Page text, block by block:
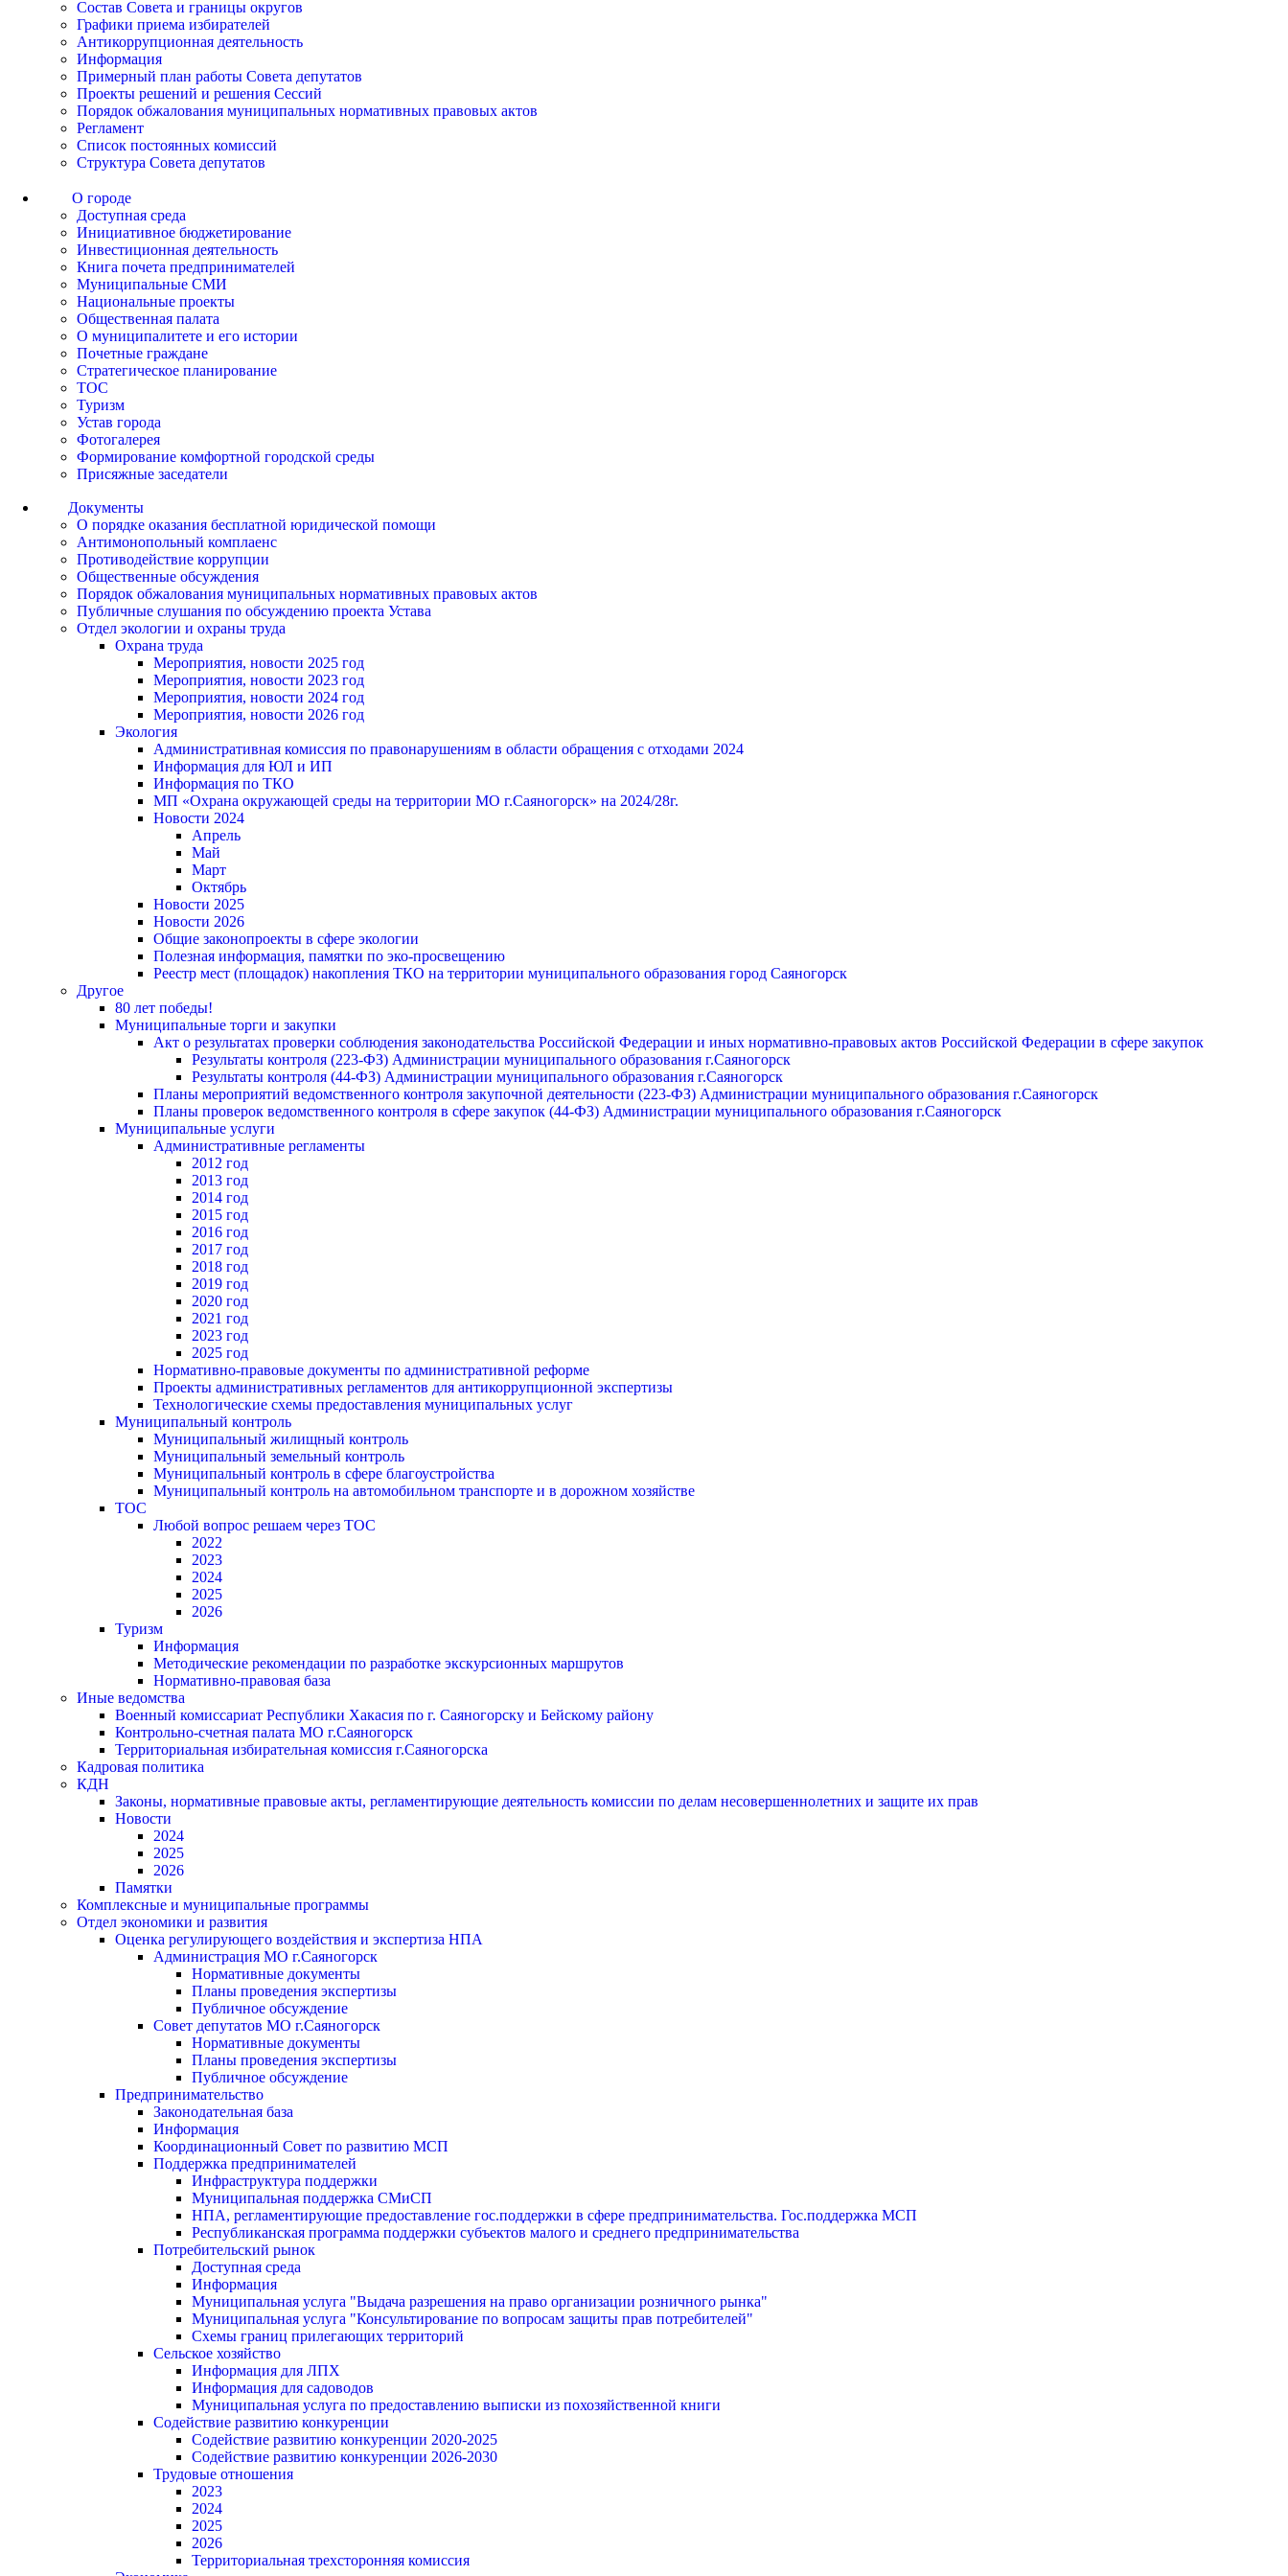
Состав Совета и границы округов
Графики приема избирателей
Антикоррупционная деятельность
Информация
Примерный план работы Совета депутатов
Проекты решений и решения Сессий
Порядок обжалования муниципальных нормативных правовых актов
Регламент
Список постоянных комиссий
Структура Совета депутатов
О городе
Доступная среда
Инициативное бюджетирование
Инвестиционная деятельность
Книга почета предпринимателей
Муниципальные СМИ
Национальные проекты
Общественная палата
О муниципалитете и его истории
Почетные граждане
Стратегическое планирование
ТОС
Туризм
Устав города
Фотогалерея
Формирование комфортной городской среды
Присяжные заседатели
Документы
О порядке оказания бесплатной юридической помощи
Антимонопольный комплаенс
Противодействие коррупции
Общественные обсуждения
Порядок обжалования муниципальных нормативных правовых актов
Публичные слушания по обсуждению проекта Устава
Отдел экологии и охраны труда
Охрана труда
Мероприятия, новости 2025 год
Мероприятия, новости 2023 год
Мероприятия, новости 2024 год
Мероприятия, новости 2026 год
Экология
Административная комиссия по правонарушениям в области обращения с отходами 2024
Информация для ЮЛ и ИП
Информация по ТКО
МП «Охрана окружающей среды на территории МО г.Саяногорск» на 2024/28г.
Новости 2024
Апрель
Май
Март
Октябрь
Новости 2025
Новости 2026
Общие законопроекты в сфере экологии
Полезная информация, памятки по эко-просвещению
Реестр мест (площадок) накопления ТКО на территории муниципального образования город Саяногорск
Другое
80 лет победы!
Муниципальные торги и закупки
Акт о результатах проверки соблюдения законодательства Российской Федерации и иных нормативно-правовых актов Российской Федерации в сфере закупок
Результаты контроля (223-ФЗ) Администрации муниципального образования г.Саяногорск
Результаты контроля (44-ФЗ) Администрации муниципального образования г.Саяногорск
Планы мероприятий ведомственного контроля закупочной деятельности (223-ФЗ) Администрации муниципального образования г.Саяногорск
Планы проверок ведомственного контроля в сфере закупок (44-ФЗ) Администрации муниципального образования г.Саяногорск
Муниципальные услуги
Административные регламенты
2012 год
2013 год
2014 год
2015 год
2016 год
2017 год
2018 год
2019 год
2020 год
2021 год
2023 год
2025 год
Нормативно-правовые документы по административной реформе
Проекты административных регламентов для антикоррупционной экспертизы
Технологические схемы предоставления муниципальных услуг
Муниципальный контроль
Муниципальный жилищный контроль
Муниципальный земельный контроль
Муниципальный контроль в сфере благоустройства
Муниципальный контроль на автомобильном транспорте и в дорожном хозяйстве
ТОС
Любой вопрос решаем через ТОС
2022
2023
2024
2025
2026
Туризм
Информация
Методические рекомендации по разработке экскурсионных маршрутов
Нормативно-правовая база
Иные ведомства
Военный комиссариат Республики Хакасия по г. Саяногорску и Бейскому району
Контрольно-счетная палата МО г.Саяногорск
Территориальная избирательная комиссия г.Саяногорска
Кадровая политика
КДН
Законы, нормативные правовые акты, регламентирующие деятельность комиссии по делам несовершеннолетних и защите их прав
Новости
2024
2025
2026
Памятки
Комплексные и муниципальные программы
Отдел экономики и развития
Оценка регулирующего воздействия и экспертиза НПА
Администрация МО г.Саяногорск
Нормативные документы
Планы проведения экспертизы
Публичное обсуждение
Совет депутатов МО г.Саяногорск
Нормативные документы
Планы проведения экспертизы
Публичное обсуждение
Предпринимательство
Законодательная база
Информация
Координационный Совет по развитию МСП
Поддержка предпринимателей
Инфраструктура поддержки
Муниципальная поддержка СМиСП
НПА, регламентирующие предоставление гос.поддержки в сфере предпринимательства. Гос.поддержка МСП
Республиканская программа поддержки субъектов малого и среднего предпринимательства
Потребительский рынок
Доступная среда
Информация
Муниципальная услуга "Выдача разрешения на право организации розничного рынка"
Муниципальная услуга "Консультирование по вопросам защиты прав потребителей"
Схемы границ прилегающих территорий
Сельское хозяйство
Информация для ЛПХ
Информация для садоводов
Муниципальная услуга по предоставлению выписки из похозяйственной книги
Содействие развитию конкуренции
Содействие развитию конкуренции 2020-2025
Содействие развитию конкуренции 2026-2030
Трудовые отношения
2023
2024
2025
2026
Территориальная трехсторонняя комиссия